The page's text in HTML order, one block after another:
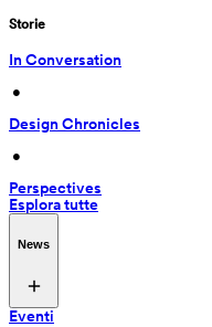
Storie
In Conversation
•
Design Chronicles
•
Perspectives
Esplora tutte
News
Eventi